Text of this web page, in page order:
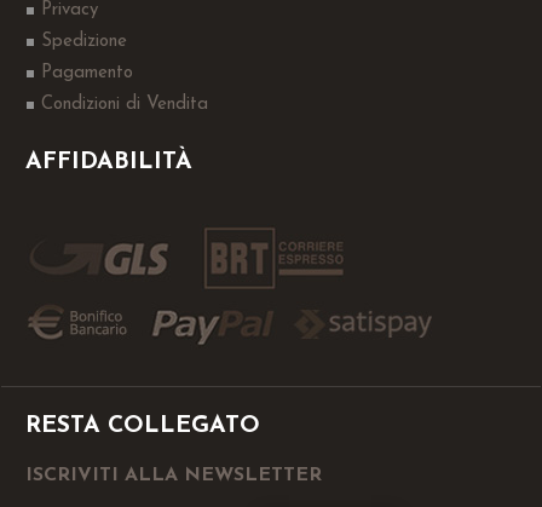
Privacy
Spedizione
Pagamento
Condizioni di Vendita
AFFIDABILITÀ
RESTA COLLEGATO
ISCRIVITI ALLA NEWSLETTER